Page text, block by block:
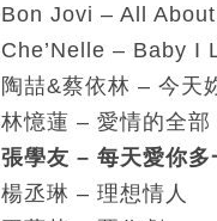
Bon Jovi – All About
Che’Nelle – Baby I
陶喆&蔡依林 – 今天
林憶蓮 – 愛情的全部
張學友 – 每天愛你多
楊丞琳 – 理想情人